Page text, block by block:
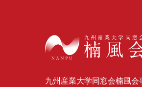
九州産業大学同窓会楠風会